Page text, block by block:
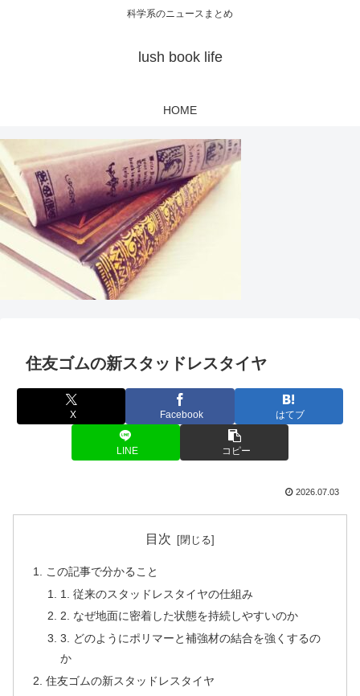
科学系のニュースまとめ
lush book life
HOME
住友ゴムの新スタッドレスタイヤ
X Facebook はてブ
LINE コピー
2026.07.03
目次
この記事で分かること
1. 従来のスタッドレスタイヤの仕組み
2. なぜ地面に密着した状態を持続しやすいのか
3. どのようにポリマーと補強材の結合を強くするの
か
住友ゴムの新スタッドレスタイヤ